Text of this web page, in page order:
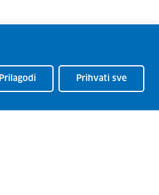
Prilagodi Prihvati sve